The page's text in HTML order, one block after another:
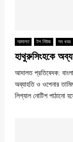
আদালত টপ নিউজ সব খবর
হাথুরুসিংহকে
আদালত প্রতিবেদক:
অব্যাহতি ও ওপেনার
লিগ্যাল নোটিশ পাঠানো